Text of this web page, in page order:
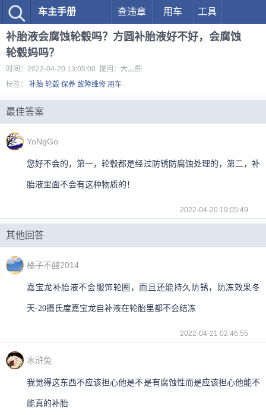
车主手册 查违章 用车 工具
补胎液会腐蚀轮毂吗？方圆补胎液好不好，会腐蚀
轮毂妈吗？
时间：2022-04-20 13:05:00 提问：大灬熊
标签： 补胎 轮毂 保养 故障维修 用车
最佳答案
YoNgGo
您好不会的，第一，轮毂都是经过防锈防腐蚀处理的，第二，补
胎液里面不会有这种物质的！
2022-04-20 19:05:49
其他回答
橘子不酸2014
嘉宝龙补胎液不会服饰轮圈，而且还能持久防锈，防冻效果冬
天-20摄氏度嘉宝龙自补液在轮胎里都不会结冻
2022-04-21 02:46:55
水浒兔
我觉得这东西不应该担心他是不是有腐蚀性而是应该担心他能不
能真的补胎